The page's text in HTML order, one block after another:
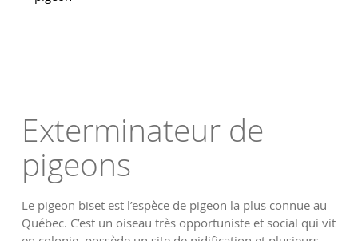
Exterminateur de
pigeons
Le pigeon biset est l’espèce de pigeon la plus connue au
Québec. C’est un oiseau très opportuniste et social qui vit